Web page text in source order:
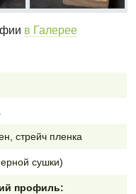
в Галерее
стрейч пленка
сушки)
профиль: